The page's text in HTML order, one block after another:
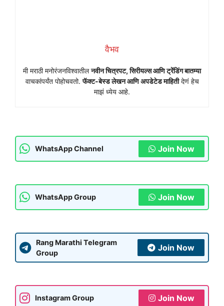
वैभव
मी मराठी मनोरंजनविश्वातीलनवीन चित्रपट, सिरीयल्स आणि ट्रेंडिंग बातम्या
वाचकांपर्यंत पोहोचवतो.फॅक्ट-बेस्ड लेखन आणि अपडेटेड माहितीदेणं हेच
माझं ध्येय आहे.
WhatsApp Channel Join Now
WhatsApp Group Join Now
Rang Marathi Telegram
Group
Join Now
Instagram Group Join Now